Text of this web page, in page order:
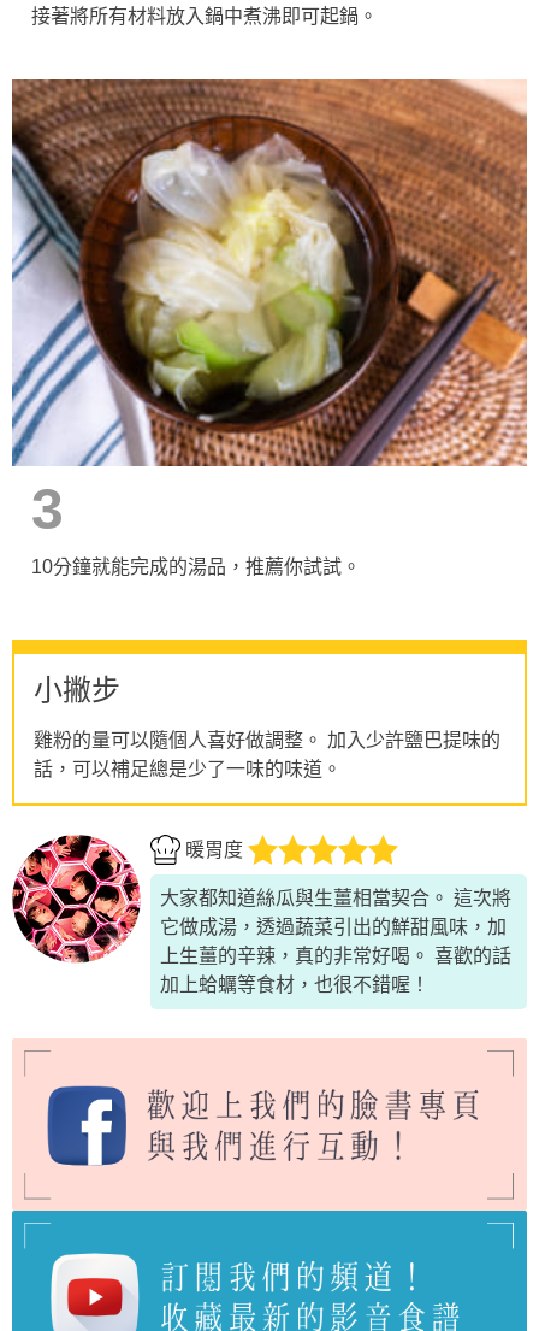
接著將所有材料放入鍋中煮沸即可起鍋。
3
10分鐘就能完成的湯品，推薦你試試。
小撇步
雞粉的量可以隨個人喜好做調整。 加入少許鹽巴提味的
話，可以補足總是少了一味的味道。
暖胃度
大家都知道絲瓜與生薑相當契合。 這次將
它做成湯，透過蔬菜引出的鮮甜風味，加
上生薑的辛辣，真的非常好喝。 喜歡的話
加上蛤蠣等食材，也很不錯喔！